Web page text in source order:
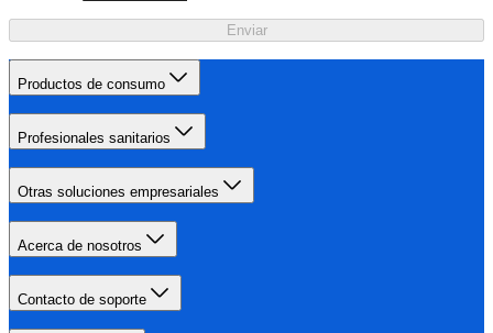
Enviar
Productos de consumo
Profesionales sanitarios
Otras soluciones empresariales
Acerca de nosotros
Contacto de soporte